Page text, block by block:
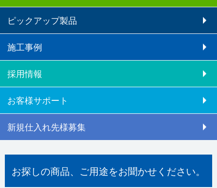
ピックアップ製品
施工事例
採用情報
お客様サポート
新規仕入れ先様募集
お探しの商品、ご用途をお聞かせください。